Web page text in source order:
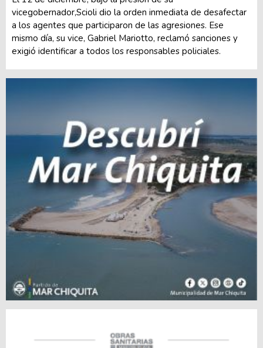
vicegobernador,Scioli dio la orden inmediata de desafectar
a los agentes que participaron de las agresiones. Ese
mismo día, su vice, Gabriel Mariotto, reclamó sanciones y
exigió identificar a todos los responsables policiales.